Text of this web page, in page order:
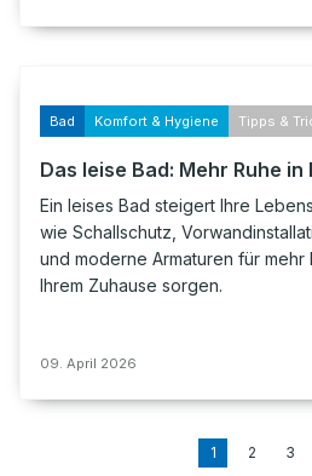
Bad Komfort & Hygiene Tipps &
Das leise Bad: Mehr Ruhe
Ein leises Bad steigert Ihre
wie Schallschutz,
und moderne Armaturen für mehr
Ihrem Zuhause sorgen.
09. April 2026
1 2 3